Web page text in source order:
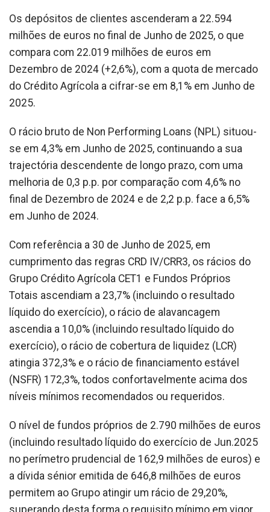
Os depósitos de clientes ascenderam a 22.594
milhões de euros no final de Junho de 2025, o que
compara com 22.019 milhões de euros em
Dezembro de 2024 (+2,6%), com a quota de mercado
do Crédito Agrícola a cifrar-se em 8,1% em Junho de
2025.
O rácio bruto de Non Performing Loans (NPL) situou-
se em 4,3% em Junho de 2025, continuando a sua
trajectória descendente de longo prazo, com uma
melhoria de 0,3 p.p. por comparação com 4,6% no
final de Dezembro de 2024 e de 2,2 p.p. face a 6,5%
em Junho de 2024.
Com referência a 30 de Junho de 2025, em
cumprimento das regras CRD IV/CRR3, os rácios do
Grupo Crédito Agrícola CET1 e Fundos Próprios
Totais ascendiam a 23,7% (incluindo o resultado
líquido do exercício), o rácio de alavancagem
ascendia a 10,0% (incluindo resultado líquido do
exercício), o rácio de cobertura de liquidez (LCR)
atingia 372,3% e o rácio de financiamento estável
(NSFR) 172,3%, todos confortavelmente acima dos
níveis mínimos recomendados ou requeridos.
O nível de fundos próprios de 2.790 milhões de euros
(incluindo resultado líquido do exercício de Jun.2025
no perímetro prudencial de 162,9 milhões de euros) e
a dívida sénior emitida de 646,8 milhões de euros
permitem ao Grupo atingir um rácio de 29,20%,
superando desta forma o requisito mínimo em vigor